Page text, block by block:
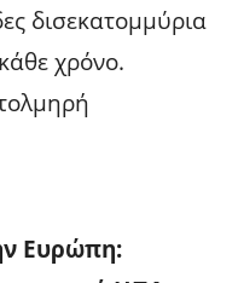
δισεκατομμύρια
χρόνο.
Ευρώπη: